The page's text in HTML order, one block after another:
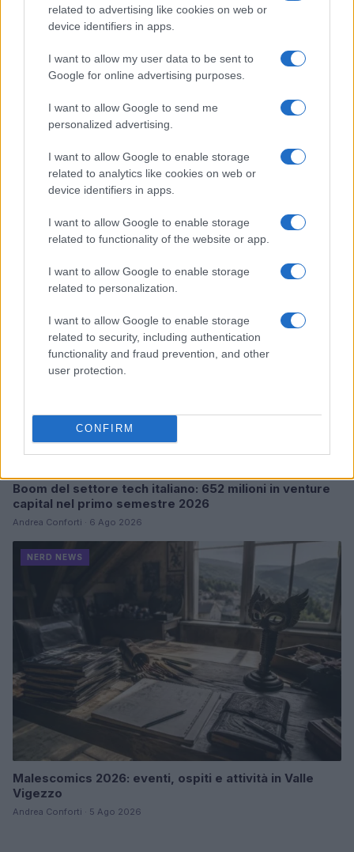
related to advertising like cookies on web or
device identifiers in apps.
I want to allow my user data to be sent to
Google for online advertising purposes.
I want to allow Google to send me
personalized advertising.
I want to allow Google to enable storage
related to analytics like cookies on web or
device identifiers in apps.
I want to allow Google to enable storage
related to functionality of the website or app.
I want to allow Google to enable storage
related to personalization.
I want to allow Google to enable storage
related to security, including authentication
functionality and fraud prevention, and other
user protection.
CONFIRM
Pieve Comics 2026: tutto ciò che devi sapere
sull’evento nerd di Perugia
Andrea Conforti · 6 Ago 2026
NERD NEWS
Boom del settore tech italiano: 652 milioni in venture
capital nel primo semestre 2026
Andrea Conforti · 6 Ago 2026
NERD NEWS
Malescomics 2026: eventi, ospiti e attività in Valle
Vigezzo
Andrea Conforti · 5 Ago 2026